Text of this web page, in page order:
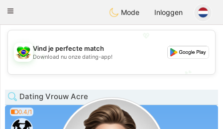
Conversar
Toggle
Mode Inloggen
💖
💕
Vind je perfecte match
Download nu onze dating-app!
Dating Vrouw Acre
0.4/1